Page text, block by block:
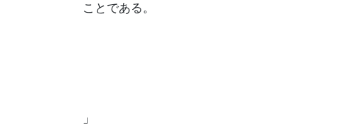
ことである。
」